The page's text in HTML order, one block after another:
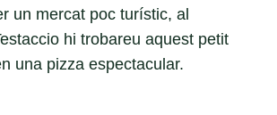
un mercat poc turístic, al
hi trobareu aquest petit
una pizza espectacular.